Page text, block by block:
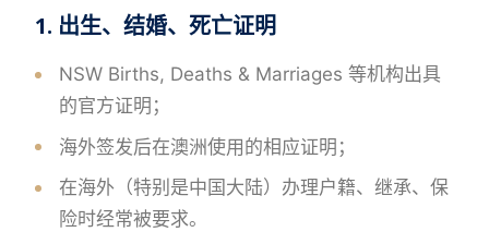
1. 出生、结婚、死亡证明
NSW Births, Deaths & Marriages 等机构出具
的官方证明；
海外签发后在澳洲使用的相应证明；
在海外（特别是中国大陆）办理户籍、继承、保
险时经常被要求。